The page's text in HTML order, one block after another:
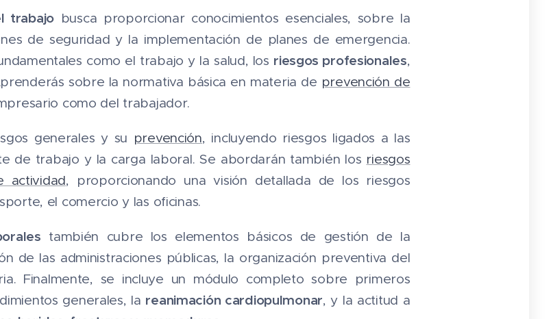
trabajo busca proporcionar conocimientos esenciales, sobre la
de seguridad y la implementación de planes de emergencia.
como el trabajo y la salud, los riesgos profesionales,
sobre la normativa básica en materia de prevención de
como del trabajador.
generales y su prevención, incluyendo riesgos ligados a las
de trabajo y la carga laboral. Se abordarán también los riesgos
actividad, proporcionando una visión detallada de los riesgos
el comercio y las oficinas.
también cubre los elementos básicos de gestión de la
de las administraciones públicas, la organización preventiva del
Finalmente, se incluye un módulo completo sobre primeros
generales, la reanimación cardiopulmonar, y la actitud a